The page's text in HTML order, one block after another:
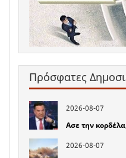
Πρόσφατες
2026-08-07
Ασε την
2026-08-07